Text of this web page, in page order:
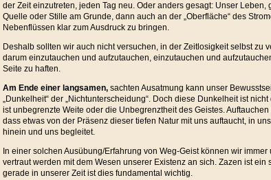
der Zeit einzutreten, jeden Tag neu. Oder anders gesagt: Unser Leben,
Quelle oder Stille am Grunde, dann auch an der „Oberfläche“ des
Nebenflüssen klar zum Ausdruck zu bringen.
Deshalb sollten wir auch nicht versuchen, in der Zeitlosigkeit selbst zu
darum einzutauchen und aufzutauchen, einzutauchen und
Seite zu haften.
Am Ende einer langsamen, sachten Ausatmung kann unser
„Dunkelheit“ der „Nichtunterscheidung“. Doch diese Dunkelheit ist
ist unbegrenzte Weite oder die Unbegrenztheit des Geistes.
dass etwas von der Präsenz dieser tiefen Natur mit uns auftaucht, in
hinein und uns begleitet.
In einer solchen Ausübung/Erfahrung von Weg-Geist können wir immer
vertraut werden mit dem Wesen unserer Existenz an sich. Zazen ist ein
gerade in unserer Zeit ist dies fundamental wichtig.